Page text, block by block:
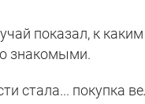
показал, к
знакомыми.
стала... покупка